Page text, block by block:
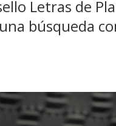
Letras de
búsqueda